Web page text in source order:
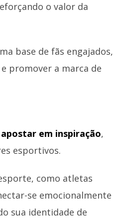
o valor da
base de fãs engajados,
promover a marca de
apostar em inspiração,
esportivos.
como atletas
se emocionalmente
sua identidade de